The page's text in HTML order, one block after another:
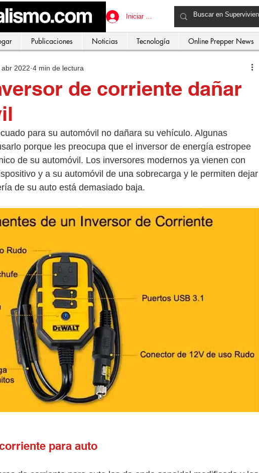
Iniciar sesión
Publicaciones Noticias Tecnología Online Prepper News
de corriente dañar
abr 2022 4 min de lectura
para su automóvil no dañara su vehículo. Algunas
porque les preocupa que el inversor de energía estropee
de su automóvil. Los inversores modernos ya vienen con
y a su automóvil de una sobrecarga y le permiten dejar
de su auto está demasiado baja.
para auto